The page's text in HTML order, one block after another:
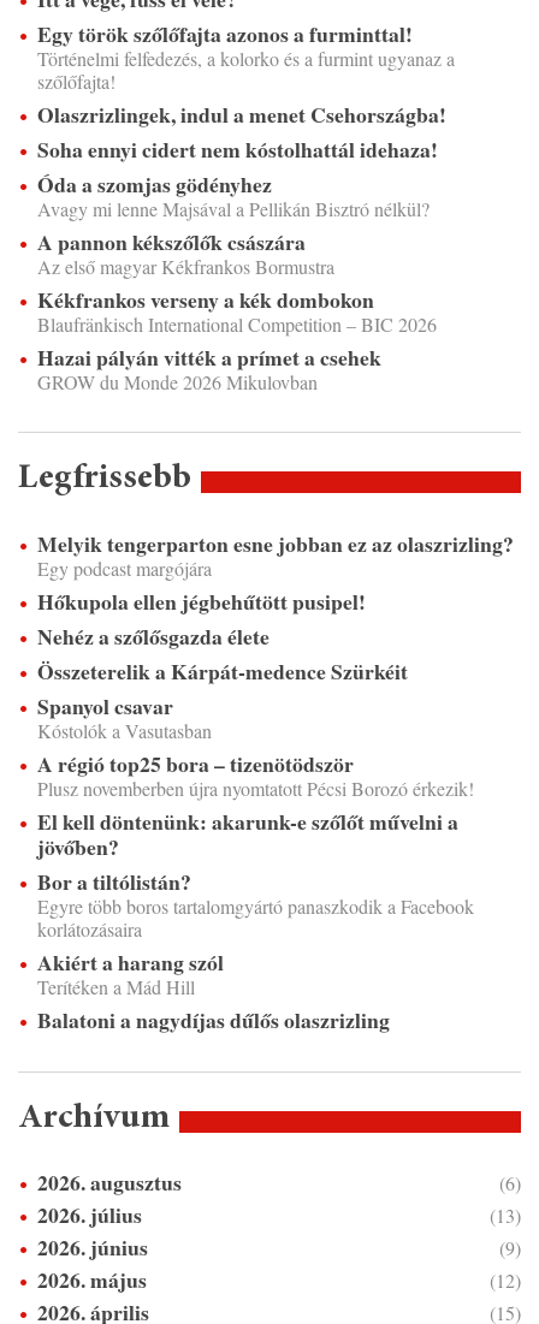
Egy török szőlőfajta azonos a furminttal!
Történelmi felfedezés, a kolorko és a furmint ugyanaz a
szőlőfajta!
Olaszrizlingek, indul a menet Csehországba!
Soha ennyi cidert nem kóstolhattál idehaza!
Óda a szomjas gödényhez
Avagy mi lenne Majsával a Pellikán Bisztró nélkül?
A pannon kékszőlők császára
Az első magyar Kékfrankos Bormustra
Kékfrankos verseny a kék dombokon
Blaufränkisch International Competition – BIC 2026
Hazai pályán vitték a prímet a csehek
GROW du Monde 2026 Mikulovban
Legfrissebb
Melyik tengerparton esne jobban ez az olaszrizling?
Egy podcast margójára
Hőkupola ellen jégbehűtött pusipel!
Nehéz a szőlősgazda élete
Összeterelik a Kárpát-medence Szürkéit
Spanyol csavar
Kóstolók a Vasutasban
A régió top25 bora – tizenötödször
Plusz novemberben újra nyomtatott Pécsi Borozó érkezik!
El kell döntenünk: akarunk-e szőlőt művelni a
jövőben?
Bor a tiltólistán?
Egyre több boros tartalomgyártó panaszkodik a Facebook
korlátozásaira
Akiért a harang szól
Terítéken a Mád Hill
Balatoni a nagydíjas dűlős olaszrizling
Archívum
2026. augusztus (6)
2026. július (13)
2026. június (9)
2026. május (12)
2026. április (15)